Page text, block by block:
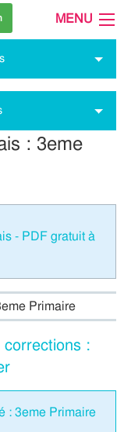
MENU
: 3eme
- PDF gratuit à
Primaire
:
: 3eme Primaire